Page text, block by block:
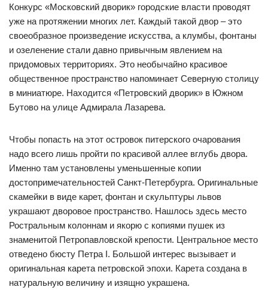
Конкурс «Московский дворик» городские власти проводят
уже на протяжении многих лет. Каждый такой двор – это
своеобразное произведение искусства, а клумбы, фонтаны
и озеленение стали давно привычным явлением на
придомовых территориях. Это необычайно красивое
общественное пространство напоминает Северную столицу
в миниатюре. Находится «Петровский дворик» в Южном
Бутово на улице Адмирала Лазарева.
Чтобы попасть на этот островок питерского очарования
надо всего лишь пройти по красивой аллее вглубь двора.
Именно там установлены уменьшенные копии
достопримечательностей Санкт-Петербурга. Оригинальные
скамейки в виде карет, фонтан и скульптуры львов
украшают дворовое пространство. Нашлось здесь место
Ростральным колоннам и якорю с копиями пушек из
знаменитой Петропавловской крепости. Центральное место
отведено бюсту Петра I. Большой интерес вызывает и
оригинальная карета петровской эпохи. Карета создана в
натуральную величину и изящно украшена.